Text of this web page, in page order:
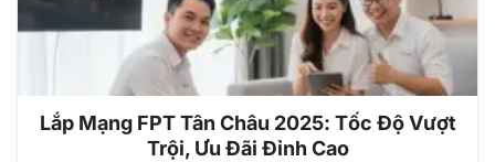
Lắp Mạng FPT Tân Châu 2025: Tốc Độ Vượt
Trội, Ưu Đãi Đỉnh Cao